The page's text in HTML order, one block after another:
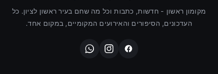
מקומון ראשון - חדשות, כתבות וכל מה שחם בעיר ראשון לציון. כל
העדכונים, הסיפורים והאירועים המקומיים, במקום אחד.